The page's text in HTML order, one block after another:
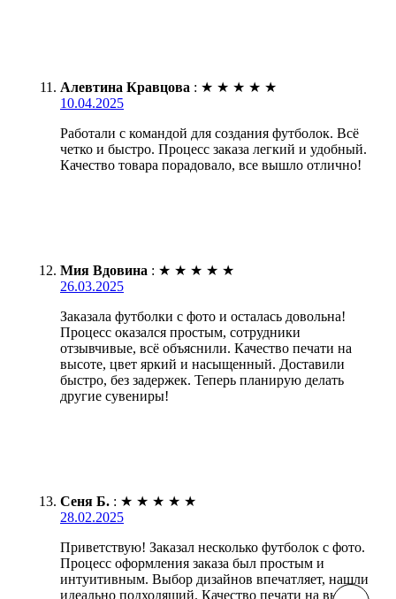
Алевтина Кравцова : ★ ★ ★ ★ ★
10.04.2025
Работали с командой для создания футболок. Всё
четко и быстро. Процесс заказа легкий и удобный.
Качество товара порадовало, все вышло отлично!
Мия Вдовина : ★ ★ ★ ★ ★
26.03.2025
Заказала футболки с фото и осталась довольна!
Процесс оказался простым, сотрудники
отзывчивые, всё объяснили. Качество печати на
высоте, цвет яркий и насыщенный. Доставили
быстро, без задержек. Теперь планирую делать
другие сувениры!
Сеня Б. : ★ ★ ★ ★ ★
28.02.2025
Приветствую! Заказал несколько футболок с фото.
Процесс оформления заказа был простым и
интуитивным. Выбор дизайнов впечатляет, нашли
идеально подходящий. Качество печати на высоте,